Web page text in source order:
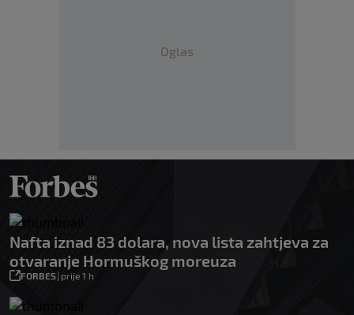
Oglas
Nafta iznad 83 dolara, nova lista zahtjeva za
otvaranje Hormuškog moreuza
FORBES| prije 1 h